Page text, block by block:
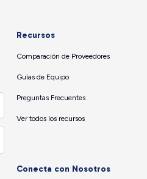
Recursos
Comparación de Proveedores
Guías de Equipo
Preguntas Frecuentes
Ver todos los recursos
Conecta con Nosotros